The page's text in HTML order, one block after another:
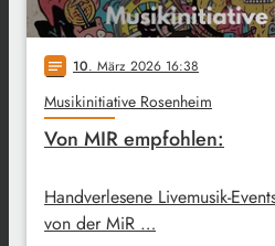
notes 10. März 2026 16:38
Musikinitiative Rosenheim
Von MIR empfohlen:
Handverlesene Livemusik-
von der MiR …